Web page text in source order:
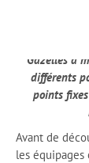
En parallèle
Gazelles a
différents
points
Avant de
les équipages